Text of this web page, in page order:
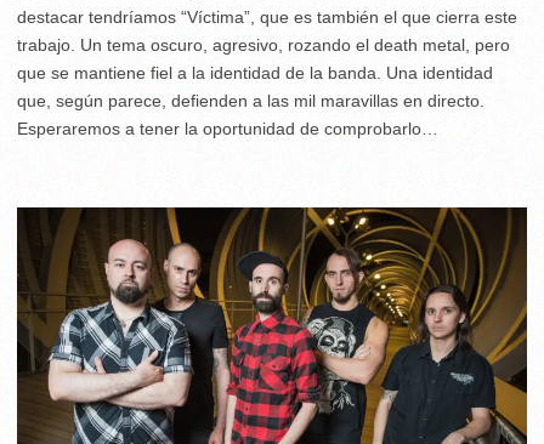
destacar tendríamos “Víctima”, que es también el que cierra este
trabajo. Un tema oscuro, agresivo, rozando el death metal, pero
que se mantiene fiel a la identidad de la banda. Una identidad
que, según parece, defienden a las mil maravillas en directo.
Esperaremos a tener la oportunidad de comprobarlo…